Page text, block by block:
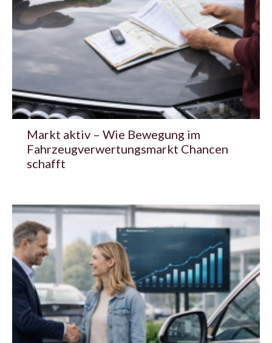
Markt aktiv – Wie Bewegung im
Fahrzeugverwertungsmarkt Chancen
schafft